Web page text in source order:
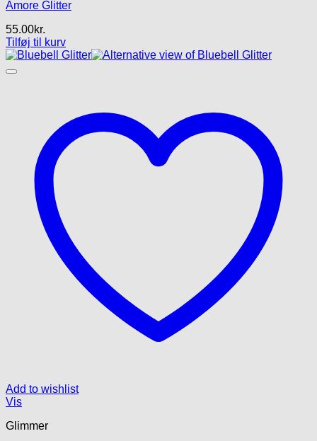
Amore Glitter
55.00kr.
Tilføj til kurv
Add to wishlist
Vis
Glimmer